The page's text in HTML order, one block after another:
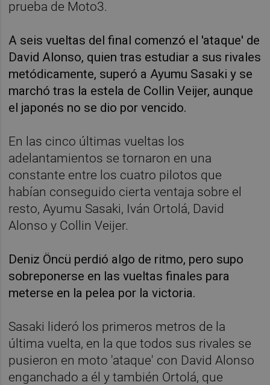
prueba de Moto3.
A seis vueltas del final comenzó el 'ataque' de
David Alonso, quien tras estudiar a sus rivales
metódicamente, superó a Ayumu Sasaki y se
marchó tras la estela de Collin Veijer, aunque
el japonés no se dio por vencido.
En las cinco últimas vueltas los
adelantamientos se tornaron en una
constante entre los cuatro pilotos que
habían conseguido cierta ventaja sobre el
resto, Ayumu Sasaki, Iván Ortolá, David
Alonso y Collin Veijer.
Deniz Öncü perdió algo de ritmo, pero supo
sobreponerse en las vueltas finales para
meterse en la pelea por la victoria.
Sasaki lideró los primeros metros de la
última vuelta, en la que todos sus rivales se
pusieron en moto 'ataque' con David Alonso
enganchado a él y también Ortolá, que